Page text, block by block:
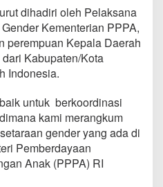
u
m
P
e
r
m
u
a
n
P
e
m
dihadiri oleh Pelaksana
Kementerian PPPA,
perempuan Kepala Daerah
Kabupaten/Kota
Indonesia.
untuk berkoordinasi
kami merangkum
gender yang ada di
Pemberdayaan
Anak (PPPA) RI